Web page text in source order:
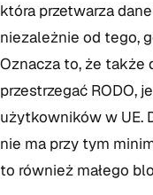
która przetwarza
niezależnie od tego,
Oznacza to, że także
przestrzegać RODO,
użytkowników w UE.
nie ma przy tym
to również małego